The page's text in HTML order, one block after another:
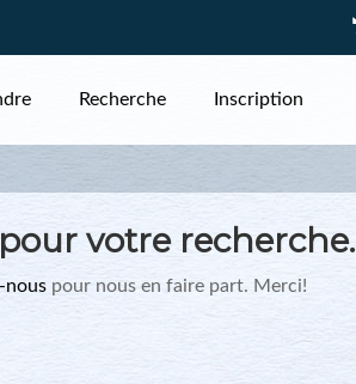
Recherche Inscription
votre recherche.
nous pour nous en faire part. Merci!